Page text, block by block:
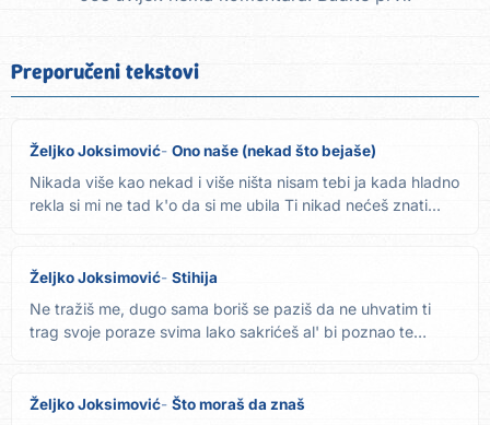
Preporučeni tekstovi
Željko Joksimović Ono naše (nekad što bejaše)
Nikada više kao nekad i više ništa nisam tebi ja kada hladno
rekla si mi ne tad k'o da si me ubila Ti nikad nećeš znati...
Željko Joksimović Stihija
Ne tražiš me, dugo sama boriš se paziš da ne uhvatim ti
trag svoje poraze svima lako sakrićeš al' bi poznao te
Željko Joksimović Što moraš da znaš